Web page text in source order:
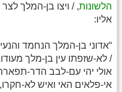
הלשונות, / ויצו בן-המלך
אליו:
“אדוני בן-המלך הנחמד
/ לא-שזפתו עין בן-מלך
אולי יהי עם-לבב הדר-
אי-פלאים האי ואיש לא-